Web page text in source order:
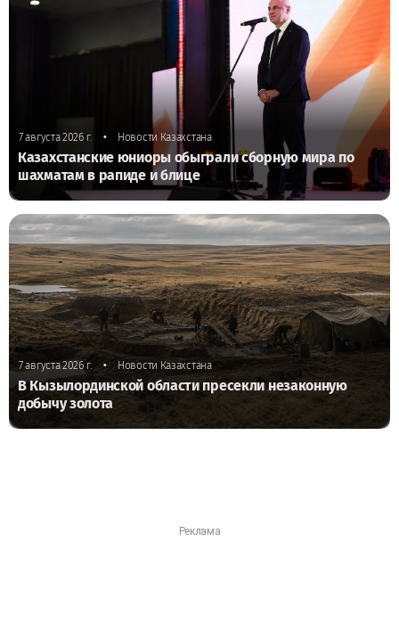
7 августа 2026 г. • Новости Казахстана
Казахстанские юниоры обыграли сборную мира по
шахматам в рапиде и блице
7 августа 2026 г. • Новости Казахстана
В Кызылординской области пресекли незаконную
добычу золота